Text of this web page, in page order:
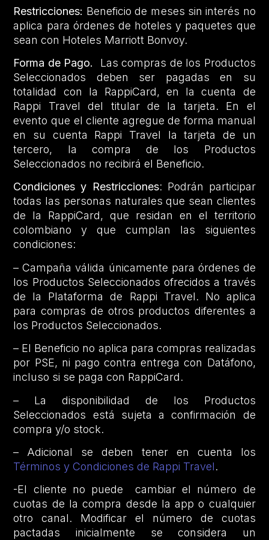
Restricciones: Beneficio de meses sin interés no
aplica para órdenes de hoteles y paquetes que
sean con Hoteles Marriott Bonvoy.
Forma de Pago.
Las compras de los Productos
Seleccionados deben ser pagadas en su
totalidad con la RappiCard, en la cuenta de
Rappi Travel del titular de la tarjeta. En el
evento que el cliente agregue de forma manual
en su cuenta Rappi Travel la tarjeta de un
tercero, la compra de los Productos
Seleccionados no recibirá el Beneficio.
Condiciones y Restricciones: Podrán participar
todas las personas naturales que sean clientes
de la RappiCard, que residan en el territorio
colombiano y que cumplan las siguientes
condiciones:
– Campaña válida únicamente para órdenes de
los Productos Seleccionados ofrecidos a través
de la Plataforma de Rappi Travel. No aplica
para compras de otros productos diferentes a
los Productos Seleccionados.
– El Beneficio no aplica para compras realizadas
por PSE, ni pago contra entrega con Datáfono,
incluso si se paga con RappiCard.
– La disponibilidad de los Productos
Seleccionados está sujeta a confirmación de
compra y/o stock.
– Adicional se deben tener en cuenta los
Términos y Condiciones de Rappi Travel.
-El cliente no puede cambiar el número de
cuotas de la compra desde la app o cualquier
otro canal. Modificar el número de cuotas
pactadas inicialmente se considera un